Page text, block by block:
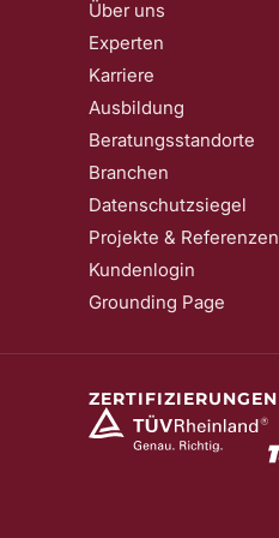
Über uns
Experten
Karriere
Ausbildung
Beratungsstandorte
Branchen
Datenschutzsiegel
Projekte & Referenzen
Kundenlogin
Grounding Page
ZERTIFIZIERUNGEN